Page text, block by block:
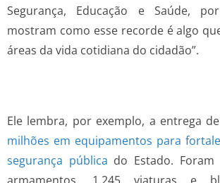
Segurança, Educação e Saúde,
mostram como esse recorde é algo
áreas da vida cotidiana do cidadão”.
Ele lembra, por exemplo, a entrega
milhões em equipamentos para
segurança pública do Estado.